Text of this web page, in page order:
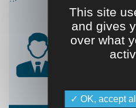
This site
and gives
over what
✓ OK, accept all